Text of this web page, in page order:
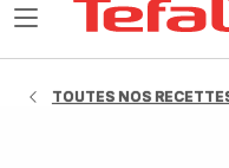
Ouvrir
TOUTES NOS